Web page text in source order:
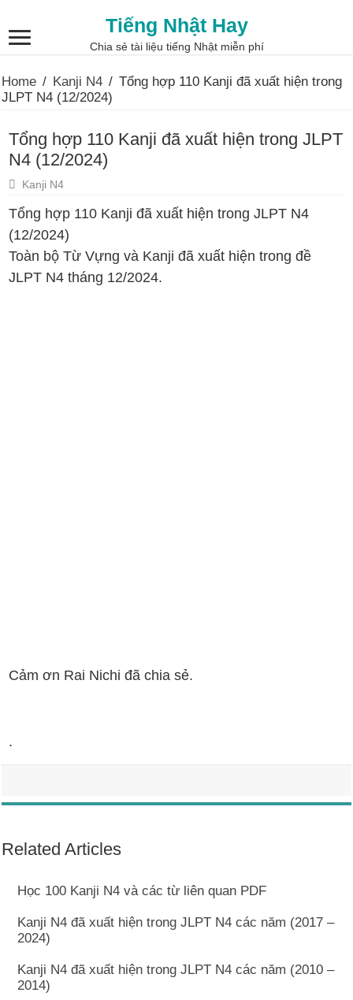
Tiếng Nhật Hay
Chia sẻ tài liệu tiếng Nhật miễn phí
Home / Kanji N4 / Tổng hợp 110 Kanji đã xuất hiện trong
JLPT N4 (12/2024)
Tổng hợp 110 Kanji đã xuất hiện trong JLPT
N4 (12/2024)
Kanji N4
Tổng hợp 110 Kanji đã xuất hiện trong JLPT N4
(12/2024)
Toàn bộ Từ Vựng và Kanji đã xuất hiện trong đề
JLPT N4 tháng 12/2024.
Cảm ơn Rai Nichi đã chia sẻ.
.
Related Articles
Học 100 Kanji N4 và các từ liên quan PDF
Kanji N4 đã xuất hiện trong JLPT N4 các năm (2017 –
2024)
Kanji N4 đã xuất hiện trong JLPT N4 các năm (2010 –
2014)